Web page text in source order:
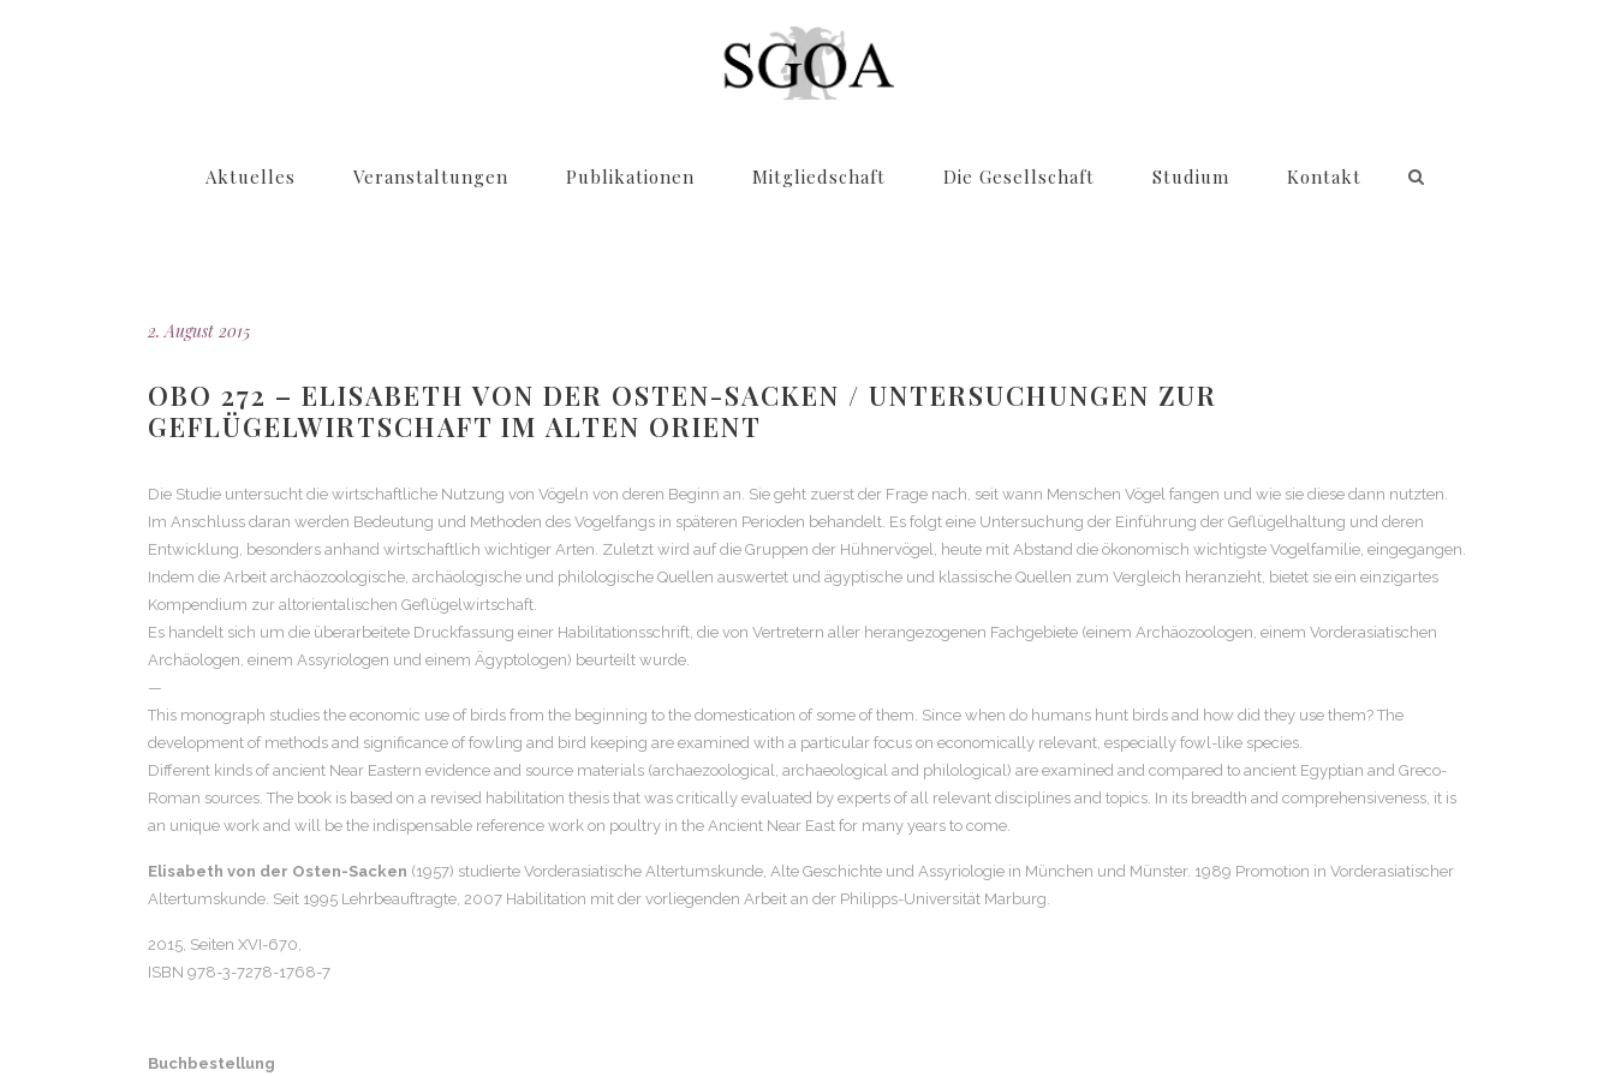
Aktuelles Veranstaltungen Publikationen Mitgliedschaft Die Gesellschaft Studium Kontakt
2. August 2015
OBO 272 – ELISABETH VON DER OSTEN-SACKEN / UNTERSUCHUNGEN ZUR
GEFLÜGELWIRTSCHAFT IM ALTEN ORIENT
Die Studie untersucht die wirtschaftliche Nutzung von Vögeln von deren Beginn an. Sie geht zuerst der Frage nach, seit wann Menschen Vögel fangen und wie sie diese dann nutzten.
Im Anschluss daran werden Bedeutung und Methoden des Vogelfangs in späteren Perioden behandelt. Es folgt eine Untersuchung der Einführung der Geflügelhaltung und deren
Entwicklung, besonders anhand wirtschaftlich wichtiger Arten. Zuletzt wird auf die Gruppen der Hühnervögel, heute mit Abstand die ökonomisch wichtigste Vogelfamilie, eingegangen.
Indem die Arbeit archäozoologische, archäologische und philologische Quellen auswertet und ägyptische und klassische Quellen zum Vergleich heranzieht, bietet sie ein einzigartes
Kompendium zur altorientalischen Geflügelwirtschaft.
Es handelt sich um die überarbeitete Druckfassung einer Habilitationsschrift, die von Vertretern aller herangezogenen Fachgebiete (einem Archäozoologen, einem Vorderasiatischen
Archäologen, einem Assyriologen und einem Ägyptologen) beurteilt wurde.
—
This monograph studies the economic use of birds from the beginning to the domestication of some of them. Since when do humans hunt birds and how did they use them? The
development of methods and significance of fowling and bird keeping are examined with a particular focus on economically relevant, especially fowl-like species.
Different kinds of ancient Near Eastern evidence and source materials (archaezoological, archaeological and philological) are examined and compared to ancient Egyptian and Greco-
Roman sources. The book is based on a revised habilitation thesis that was critically evaluated by experts of all relevant disciplines and topics. In its breadth and comprehensiveness, it is
an unique work and will be the indispensable reference work on poultry in the Ancient Near East for many years to come.
Elisabeth von der Osten-Sacken (1957) studierte Vorderasiatische Altertumskunde, Alte Geschichte und Assyriologie in München und Münster. 1989 Promotion in Vorderasiatischer
Altertumskunde. Seit 1995 Lehrbeauftragte, 2007 Habilitation mit der vorliegenden Arbeit an der Philipps-Universität Marburg.
2015, Seiten XVI-670,
ISBN 978-3-7278-1768-7
Buchbestellung